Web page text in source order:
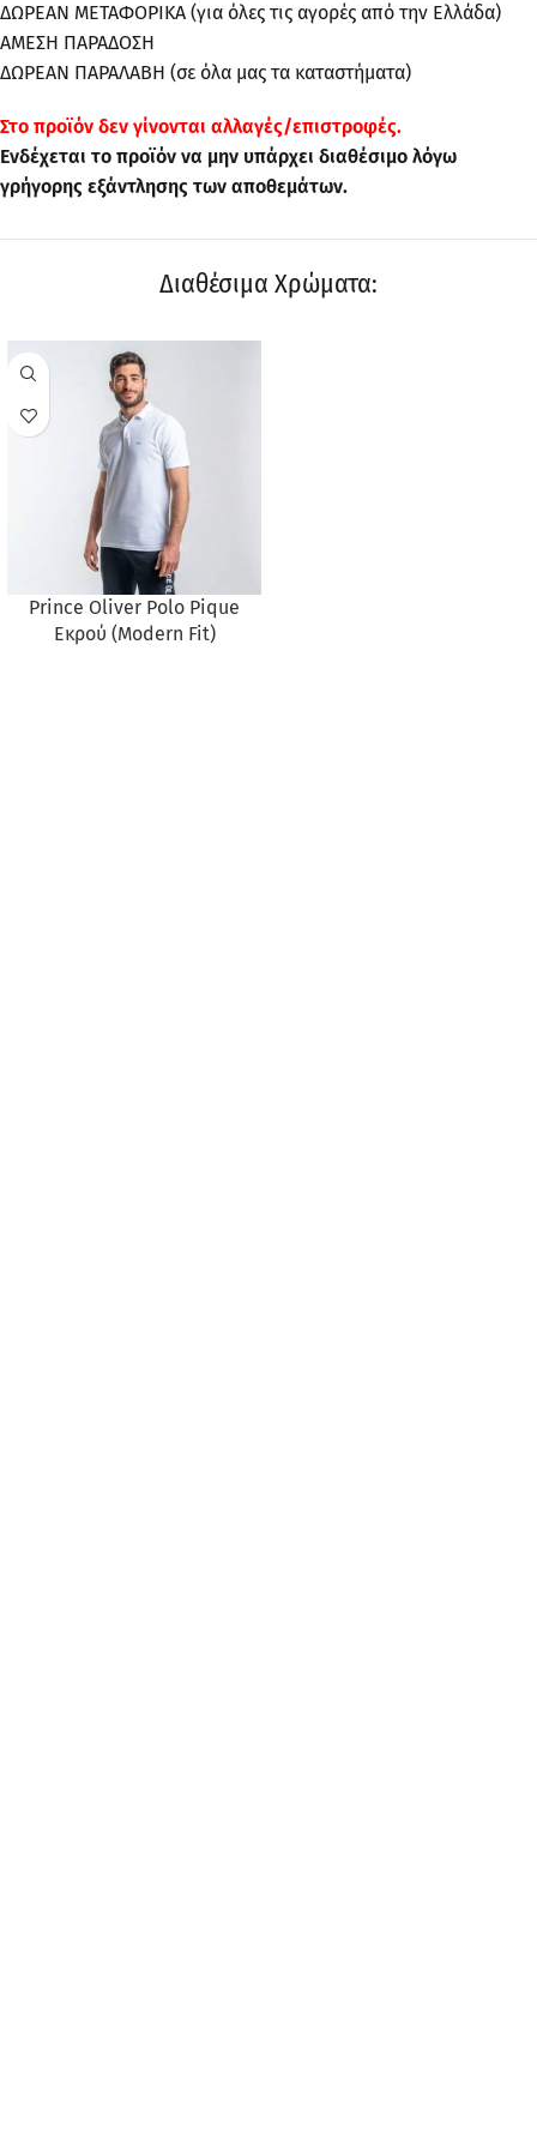
ΔΩΡΕΑΝ ΜΕΤΑΦΟΡΙΚΑ (για όλες τις αγορές από την Ελλάδα)
ΑΜΕΣΗ ΠΑΡΑΔΟΣΗ
ΔΩΡΕΑΝ ΠΑΡΑΛΑΒΗ (σε όλα μας τα καταστήματα)
Στo προϊόν δεν γίνονται αλλαγές/επιστροφές.
Ενδέχεται το προϊόν να μην υπάρχει διαθέσιμο λόγω
γρήγορης εξάντλησης των αποθεμάτων.
Διαθέσιμα Χρώματα:
Prince Oliver Polo Pique
Εκρού (Modern Fit)